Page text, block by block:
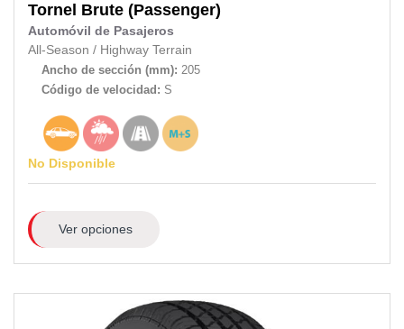
Tornel Brute (Passenger)
Automóvil de Pasajeros
All-Season / Highway Terrain
Ancho de sección (mm): 205
Código de velocidad: S
No Disponible
Ver opciones